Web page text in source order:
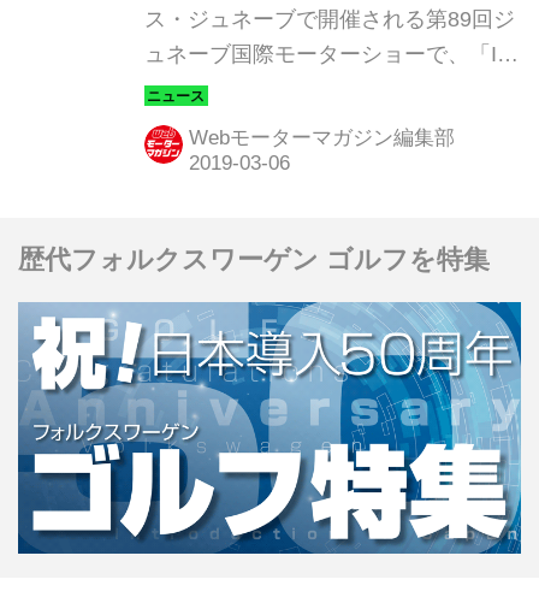
ス・ジュネーブで開催される第89回ジ
ュネーブ国際モーターショーで、「ID
BUGGY（アイディ バギー）」「新型
パサート」「T-Roc R」「トゥアレグ
V8 TDI」の4台をワールドプレミア
Webモーターマガジン編集部
歴代フォルクスワーゲン ゴルフを特集